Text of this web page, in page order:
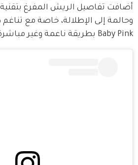
أضافت تفاصيل الريش المفرغ بتقنية
وحالمة إلى الإطلالة، خاصة مع تناغم
Baby Pink بطريقة ناعمة وغير مباشرة.